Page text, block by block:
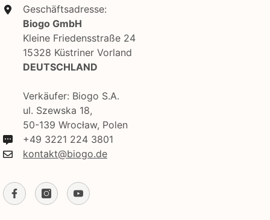
Geschäftsadresse:
Biogo GmbH
Kleine Friedensstraße 24
15328 Küstriner Vorland
DEUTSCHLAND
Verkäufer: Biogo S.A.
ul. Szewska 18,
50-139 Wrocław, Polen
+49 3221 224 3801
kontakt@biogo.de